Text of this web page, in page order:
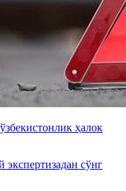
ҳалок
сўнг